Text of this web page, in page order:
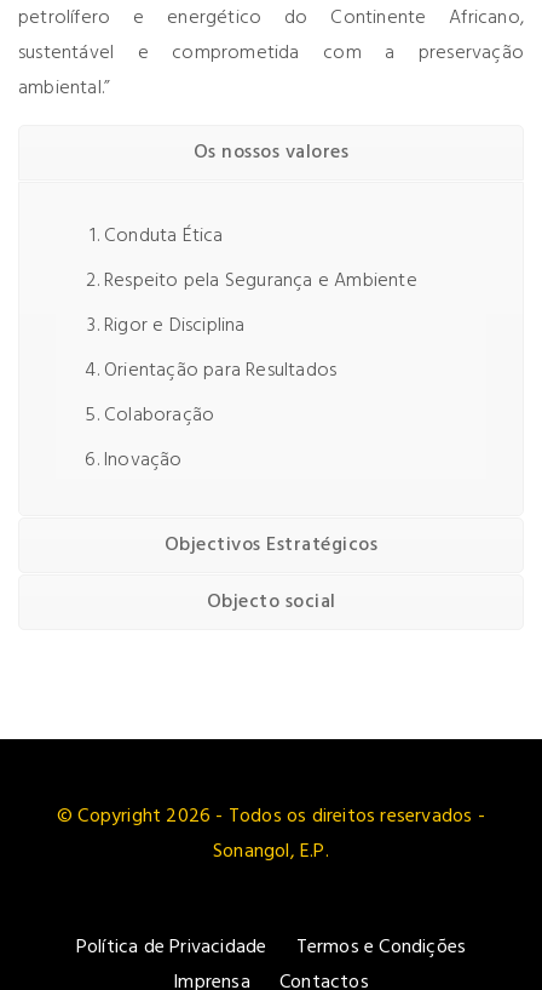
petrolífero e energético do Continente Africano,
sustentável e comprometida com a preservação
ambiental.”
Os nossos valores
Conduta Ética
Respeito pela Segurança e Ambiente
Rigor e Disciplina
Orientação para Resultados
Colaboração
Inovação
Objectivos Estratégicos
Objecto social
© Copyright 2026 - Todos os direitos reservados -
Sonangol, E.P.
Política de Privacidade
Termos e Condições
Imprensa
Contactos